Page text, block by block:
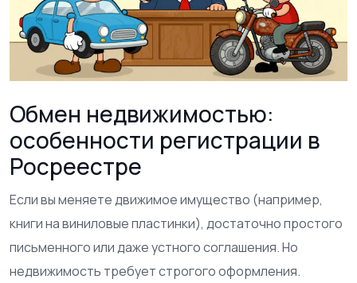
Обмен недвижимостью:
особенности регистрации в
Росреестре
Если вы меняете движимое имущество (например,
книги на виниловые пластинки), достаточно простого
письменного или даже устного соглашения. Но
недвижимость требует строгого оформления.